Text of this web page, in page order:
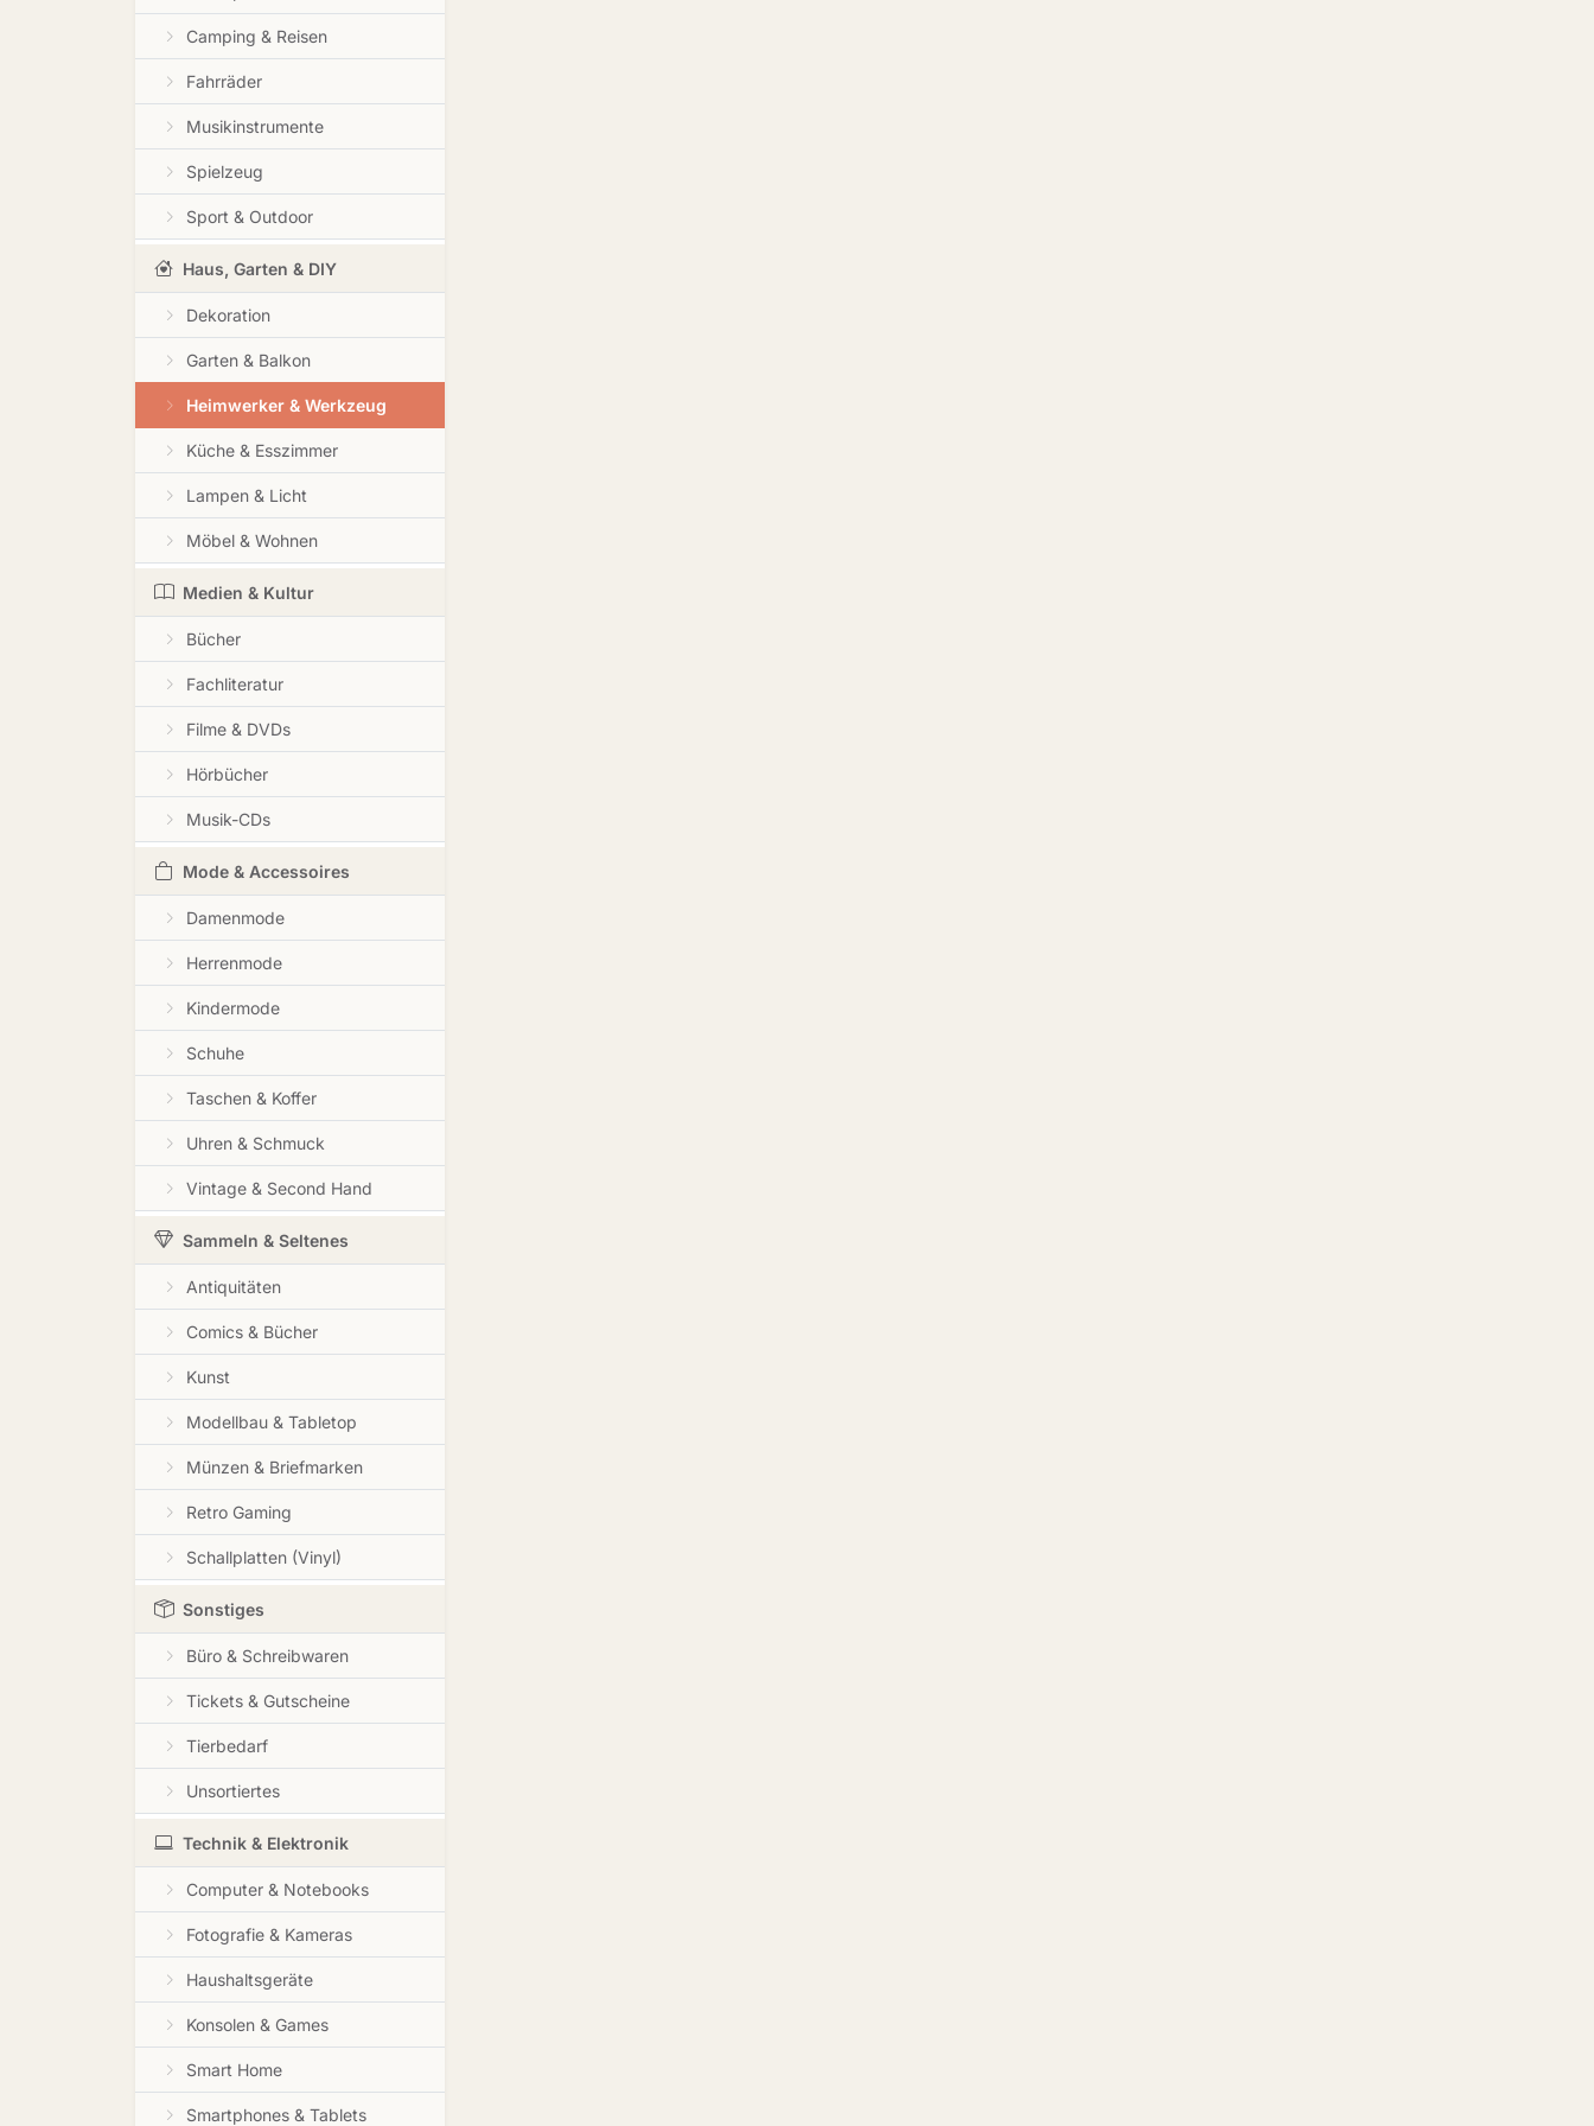
Camping & Reisen
Fahrräder
Musikinstrumente
Spielzeug
Sport & Outdoor
Haus, Garten & DIY
Dekoration
Garten & Balkon
Heimwerker & Werkzeug
Küche & Esszimmer
Lampen & Licht
Möbel & Wohnen
Medien & Kultur
Bücher
Fachliteratur
Filme & DVDs
Hörbücher
Musik-CDs
Mode & Accessoires
Damenmode
Herrenmode
Kindermode
Schuhe
Taschen & Koffer
Uhren & Schmuck
Vintage & Second Hand
Sammeln & Seltenes
Antiquitäten
Comics & Bücher
Kunst
Modellbau & Tabletop
Münzen & Briefmarken
Retro Gaming
Schallplatten (Vinyl)
Sonstiges
Büro & Schreibwaren
Tickets & Gutscheine
Tierbedarf
Unsortiertes
Technik & Elektronik
Computer & Notebooks
Fotografie & Kameras
Haushaltsgeräte
Konsolen & Games
Smart Home
Smartphones & Tablets